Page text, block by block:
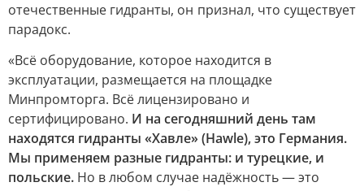
отечественные гидранты, он признал, что существует
парадокс.
«Всё оборудование, которое находится в
эксплуатации, размещается на площадке
Минпромторга. Всё лицензировано и
сертифицировано. И на сегодняшний день там
находятся гидранты «Хавле» (Hawle), это Германия.
Мы применяем разные гидранты: и турецкие, и
польские. Но в любом случае надёжность — это